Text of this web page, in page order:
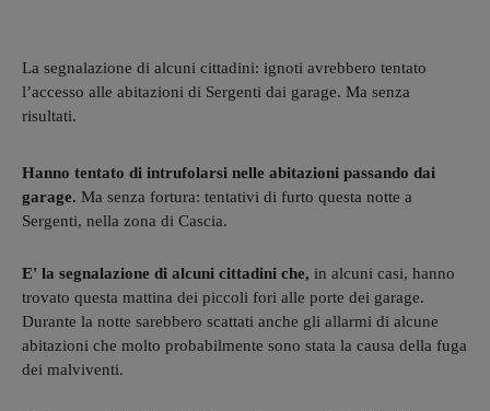
La segnalazione di alcuni cittadini: ignoti avrebbero tentato
l’accesso alle abitazioni di Sergenti dai garage. Ma senza
risultati.
Hanno tentato di intrufolarsi nelle abitazioni passando dai
garage. Ma senza fortura: tentativi di furto questa notte a
Sergenti, nella zona di Cascia.
E' la segnalazione di alcuni cittadini che, in alcuni casi, hanno
trovato questa mattina dei piccoli fori alle porte dei garage.
Durante la notte sarebbero scattati anche gli allarmi di alcune
abitazioni che molto probabilmente sono stata la causa della fuga
dei malviventi.